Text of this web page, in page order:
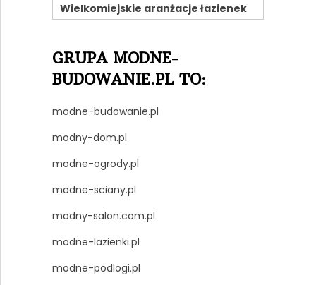
Wielkomiejskie aranżacje łazienek
GRUPA MODNE-
BUDOWANIE.PL TO:
modne-budowanie.pl
modny-dom.pl
modne-ogrody.pl
modne-sciany.pl
modny-salon.com.pl
modne-lazienki.pl
modne-podlogi.pl